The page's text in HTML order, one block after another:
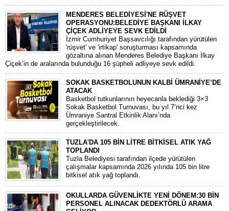
MENDERES BELEDİYESİ'NE RÜŞVET
OPERASYONU:BELEDİYE BAŞKANI İLKAY
ÇİÇEK ADLİYEYE SEVK EDİLDİ
​İzmir Cumhuriyet Başsavcılığı tarafından yürütülen
'rüşvet' ve 'irtikap' soruşturması kapsamında
gözaltına alınan Menderes Belediye Başkanı İlkay
Çiçek’in de aralarında bulunduğu 16 şüpheli adliyeye sevk edildi.
SOKAK BASKETBOLUNUN KALBİ ÜMRANİYE’DE
ATACAK
Basketbol tutkunlarının heyecanla beklediği 3×3
Sokak Basketbol Turnuvası, bu yıl 7’nci kez
Ümraniye Santral Etkinlik Alanı’nda
gerçekleştirilecek.
TUZLA'DA 105 BİN LİTRE BİTKİSEL ATIK YAĞ
TOPLANDI
Tuzla Belediyesi tarafından ilçede yürütülen
çalışmalar kapsamında 2026 yılında 105 bin litre
bitkisel atık yağ toplandı.
OKULLARDA GÜVENLİKTE YENİ DÖNEM:30 BİN
PERSONEL ALINACAK DEDEKTÖRLÜ ARAMA